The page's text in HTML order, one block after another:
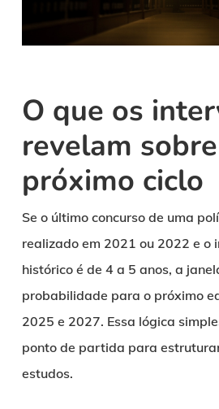
O que os
revelam
próximo ciclo
Se o último concurso de uma
realizado em 2021 ou 2022 e o
histórico é de 4 a 5 anos, a
probabilidade para o próximo
2025 e 2027. Essa lógica
ponto de partida para
estudos.